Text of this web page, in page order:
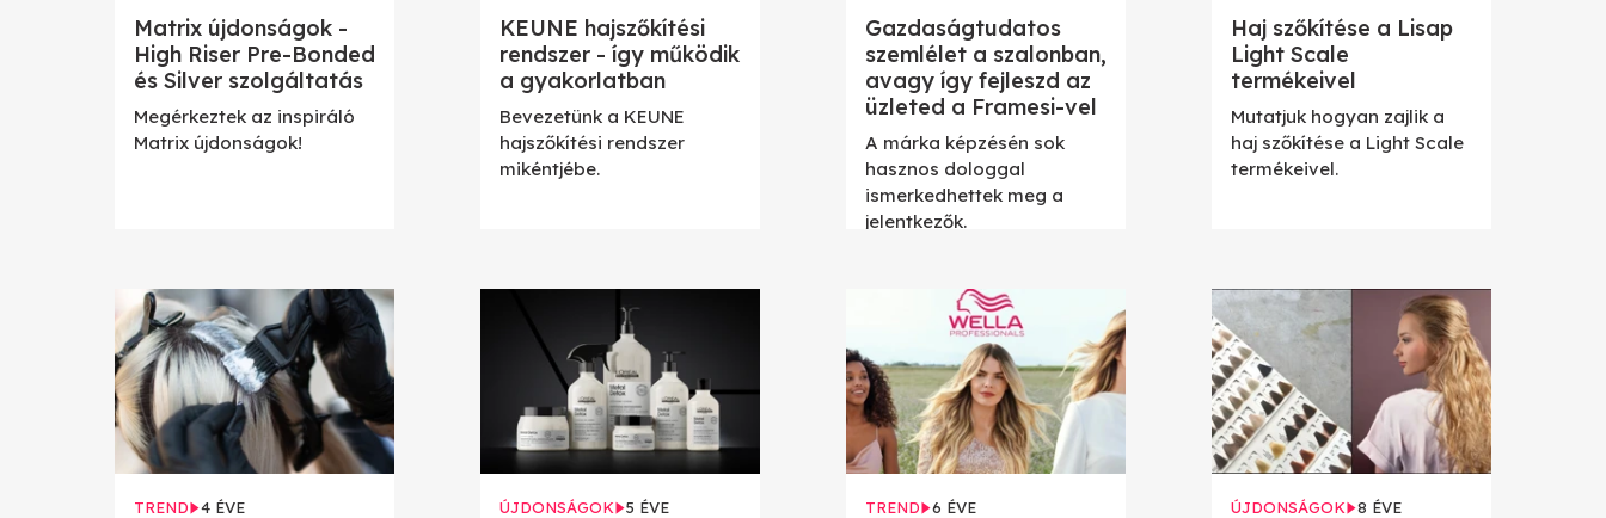
Matrix újdonságok -
High Riser Pre-Bonded
és Silver szolgáltatás
Megérkeztek az inspiráló
Matrix újdonságok!
KEUNE hajszőkítési
rendszer - így működik
a gyakorlatban
Bevezetünk a KEUNE
hajszőkítési rendszer
mikéntjébe.
Gazdaságtudatos
szemlélet a szalonban,
avagy így fejleszd az
üzleted a Framesi-vel
A márka képzésén sok
hasznos dologgal
ismerkedhettek meg a
jelentkezők.
Haj szőkítése a Lisap
Light Scale
termékeivel
Mutatjuk hogyan zajlik a
haj szőkítése a Light Scale
termékeivel.
TREND 4 ÉVE ÚJDONSÁGOK 5 ÉVE TREND 6 ÉVE ÚJDONSÁGOK 8 ÉVE